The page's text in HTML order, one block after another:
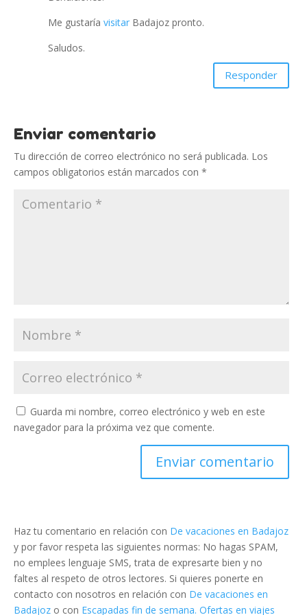
Me gustaría visitar Badajoz pronto.
Saludos.
Responder
Enviar comentario
Tu dirección de correo electrónico no será publicada. Los
campos obligatorios están marcados con *
Guarda mi nombre, correo electrónico y web en este
navegador para la próxima vez que comente.
Haz tu comentario en relación con De vacaciones en Badajoz
y por favor respeta las siguientes normas: No hagas SPAM,
no emplees lenguaje SMS, trata de expresarte bien y no
faltes al respeto de otros lectores. Si quieres ponerte en
contacto con nosotros en relación con De vacaciones en
Badajoz o con Escapadas fin de semana. Ofertas en viajes